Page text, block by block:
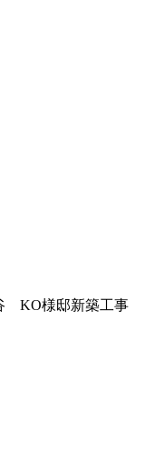
KO様邸新築工事